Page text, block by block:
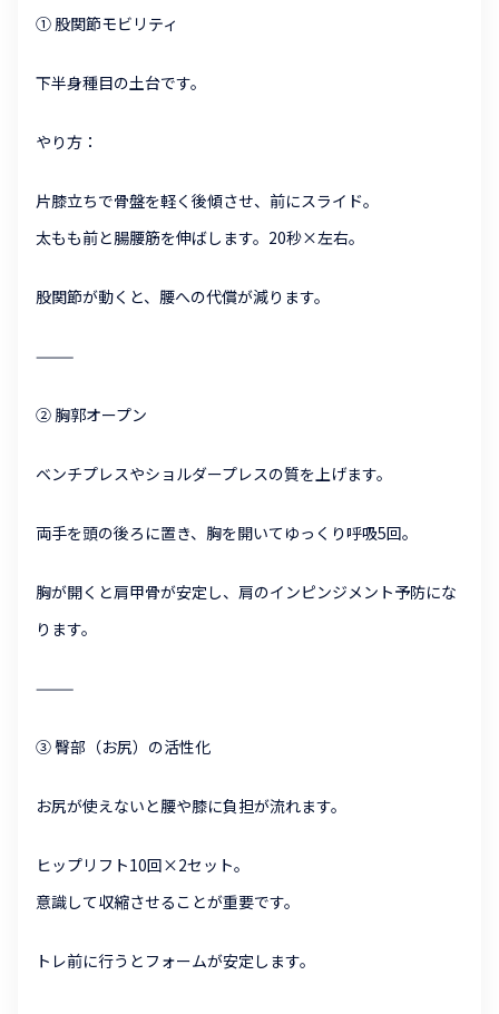
① 股関節モビリティ
下半身種目の土台です。
やり方：
片膝立ちで骨盤を軽く後傾させ、前にスライド。
太もも前と腸腰筋を伸ばします。20秒×左右。
股関節が動くと、腰への代償が減ります。
⸻
② 胸郭オープン
ベンチプレスやショルダープレスの質を上げます。
両手を頭の後ろに置き、胸を開いてゆっくり呼吸5回。
胸が開くと肩甲骨が安定し、肩のインピンジメント予防にな
ります。
⸻
③ 臀部（お尻）の活性化
お尻が使えないと腰や膝に負担が流れます。
ヒップリフト10回×2セット。
意識して収縮させることが重要です。
トレ前に行うとフォームが安定します。